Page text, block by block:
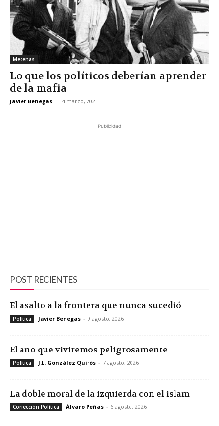
Mecenas
Lo que los políticos deberían aprender
de la mafia
Javier Benegas - 14 marzo, 2021
Publicidad
POST RECIENTES
El asalto a la frontera que nunca sucedió
Política Javier Benegas - 9 agosto, 2026
El año que viviremos peligrosamente
Política J.L. González Quirós - 7 agosto, 2026
La doble moral de la izquierda con el islam
Corrección Política Álvaro Peñas - 6 agosto, 2026